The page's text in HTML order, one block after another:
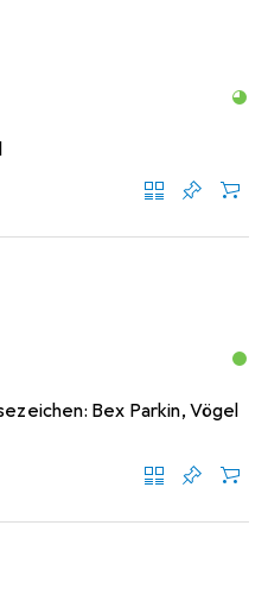
Bex Parkin, Vögel